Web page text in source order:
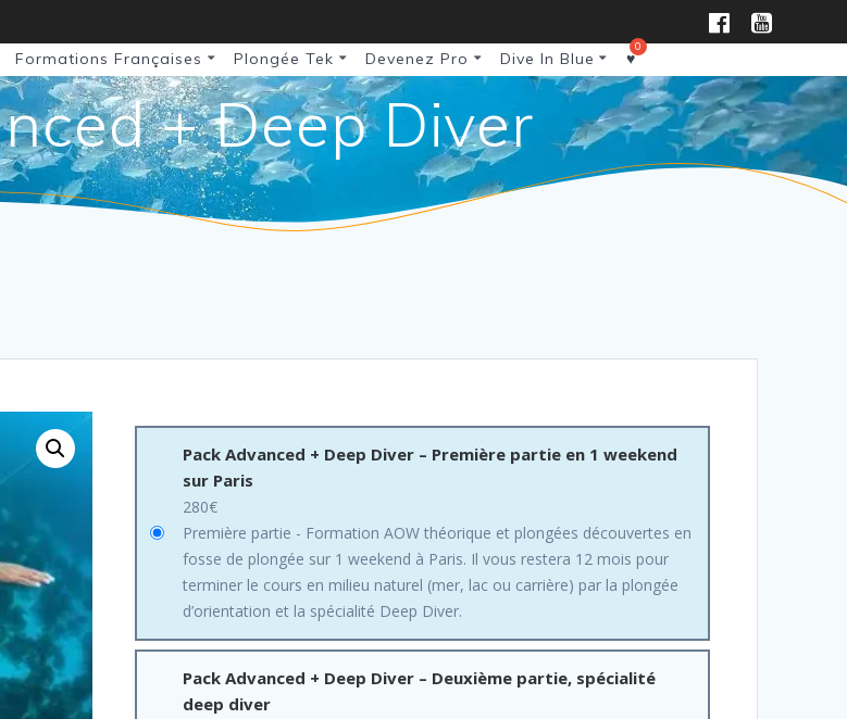
Formations Françaises Plongée Tek Devenez Pro Dive In Blue ♥
+ Deep Diver
Pack Advanced + Deep Diver – Première partie en 1 weekend
sur Paris
280€
Première partie - Formation AOW théorique et plongées découvertes en
fosse de plongée sur 1 weekend à Paris. Il vous restera 12 mois pour
terminer le cours en milieu naturel (mer, lac ou carrière) par la plongée
d’orientation et la spécialité Deep Diver.
Pack Advanced + Deep Diver – Deuxième partie, spécialité
deep diver